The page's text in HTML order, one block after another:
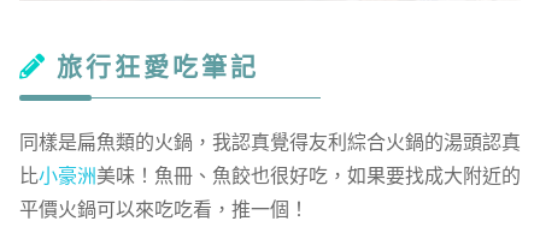
旅行狂愛吃筆記
同樣是扁魚類的火鍋，我認真覺得友利綜合火鍋的湯頭認真
比小豪洲美味！魚冊、魚餃也很好吃，如果要找成大附近的
平價火鍋可以來吃吃看，推一個！